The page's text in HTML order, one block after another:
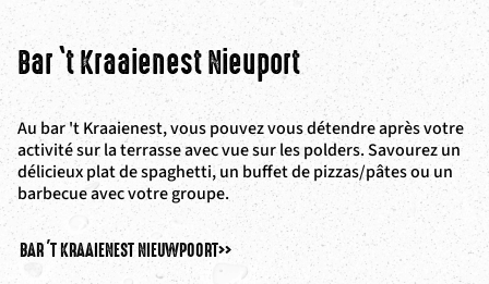
Bar ‘t Kraaienest Nieuport
Au bar 't Kraaienest, vous pouvez vous détendre après votre
activité sur la terrasse avec vue sur les polders. Savourez un
délicieux plat de spaghetti, un buffet de pizzas/pâtes ou un
barbecue avec votre groupe.
BAR 'T KRAAIENEST NIEUWPOORT>>